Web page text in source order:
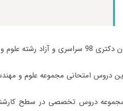
رشته علوم و مهندسی محیط‌زیست برگزار شد.
دروس امتحانی مجموعه علوم و مهندسی
دروس تخصصی در سطح